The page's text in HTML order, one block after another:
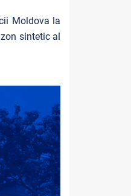
Moldova la
sintetic al